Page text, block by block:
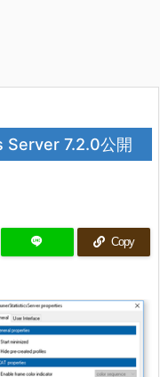
Server 7.2.0公開
Copy